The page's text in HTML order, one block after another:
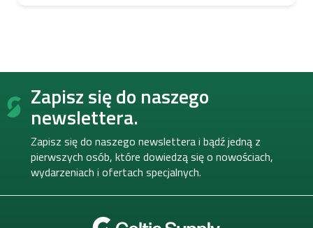
S
Zapisz się do naszego
newslettera.
Zapisz się do naszego newslettera i bądź jedną z
pierwszych osób, które dowiedzą się o nowościach,
wydarzeniach i ofertach specjalnych.